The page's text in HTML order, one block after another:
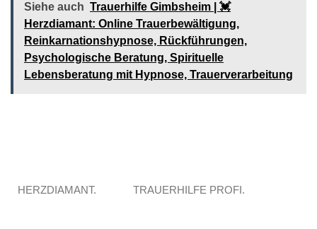
Siehe auch Trauerhilfe Gimbsheim | 💓️️
Herzdiamant: Online Trauerbewältigung,
Reinkarnationshypnose, Rückführungen,
Psychologische Beratung, Spirituelle
Lebensberatung mit Hypnose, Trauerverarbeitung
HERZDIAMANT. TRAUERHILFE PROFI.